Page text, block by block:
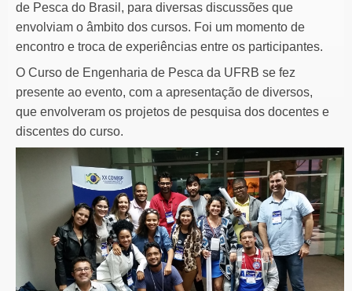
de Pesca do Brasil, para diversas discussões que
envolviam o âmbito dos cursos. Foi um momento de
encontro e troca de experiências entre os participantes.
O Curso de Engenharia de Pesca da UFRB se fez
presente ao evento, com a apresentação de diversos,
que envolveram os projetos de pesquisa dos docentes e
discentes do curso.